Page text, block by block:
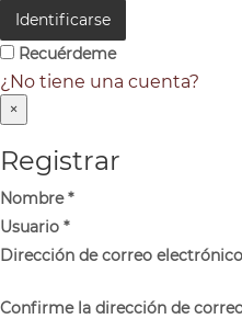
Identificarse
Recuérdeme
¿No tiene una cuenta?
×
Registrar
Nombre*
Usuario *
Dirección de correo electrónico
Confirme la dirección de